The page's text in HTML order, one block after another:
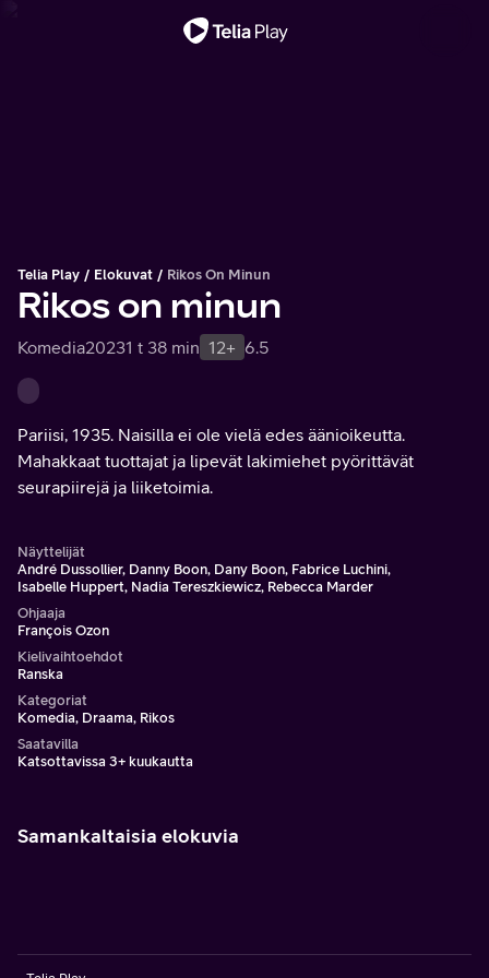
Telia Play Elokuvat Rikos On Minun
Rikos on minun
Komedia20231 t 38 min 12+ 6.5
Pariisi, 1935. Naisilla ei ole vielä edes äänioikeutta.
Mahakkaat tuottajat ja lipevät lakimiehet pyörittävät
seurapiirejä ja liiketoimia.
Näyttelijät
André Dussollier, Danny Boon, Dany Boon, Fabrice Luchini,
Isabelle Huppert, Nadia Tereszkiewicz, Rebecca Marder
Ohjaaja
François Ozon
Kielivaihtoehdot
Ranska
Kategoriat
Komedia, Draama, Rikos
Saatavilla
Katsottavissa 3+ kuukautta
Samankaltaisia elokuvia